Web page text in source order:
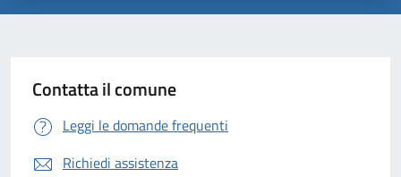
Contatta il comune
Leggi le domande frequenti
Richiedi assistenza